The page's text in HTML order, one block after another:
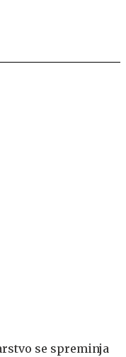
se spreminja